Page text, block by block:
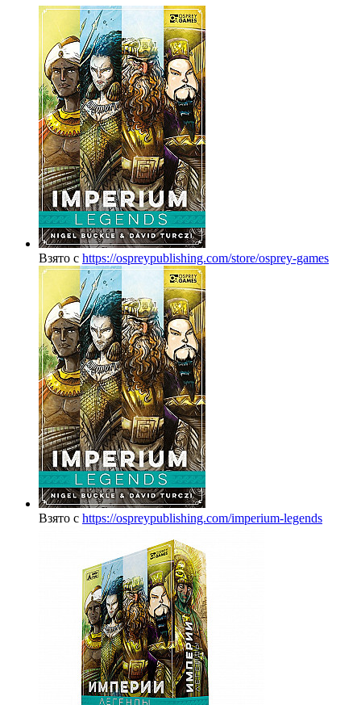
Взято с https://ospreypublishing.com/store/osprey-games
Взято с https://ospreypublishing.com/imperium-legends